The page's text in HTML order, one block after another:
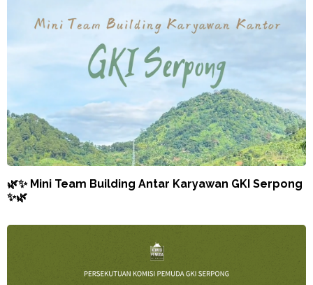
🌿✨ Mini Team Building Antar Karyawan GKI Serpong
✨🌿